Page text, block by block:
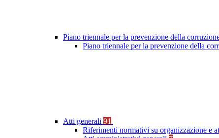
Piano triennale per la prevenzione della
Piano triennale per la prevenzione della
Atti generali 91
Riferimenti normativi su organizzazione e